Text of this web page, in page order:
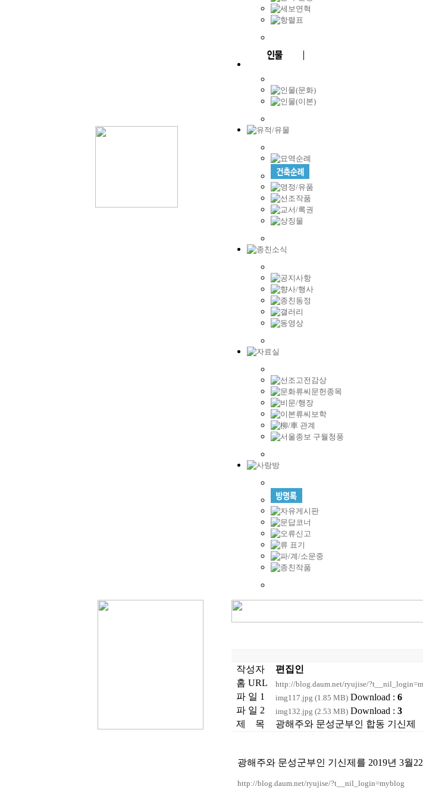
작성자
편집인
홈 URL
http://blog.daum.net/ryujise/
파 일 1 img117.jpg (1.85 MB) Download : 6
파 일 2
img132.jpg (2.53 MB) Download : 3
제 목
광해주와 문성군부인 합동 기신제
광해주와 문성군부인 기신제를 2019년 3월
http://blog.daum.net/ryujise/?t__nil_login=myblog